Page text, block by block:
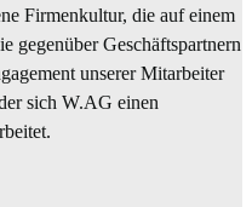
Firmenkultur, die auf einem
gegenüber Geschäftspartnern
unserer Mitarbeiter
sich W.AG einen